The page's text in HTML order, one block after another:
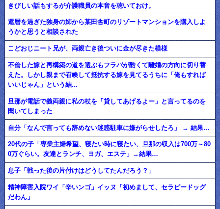
きびしい話もするが介護職員の本音を聴いておけ。
還暦を過ぎた独身の姉から某田舎町のリゾートマンションを購入しよ
うかと思うと相談された
こどおじニート兄が、両親亡き後ついに金が尽きた模様
不倫した嫁と再構築の道を選ぶもフラバが酷くて離婚の方向に切り替
えた。しかし親まで召喚して抵抗する嫁を見てるうちに「俺もすれば
いいじゃん」という結...
旦那が電話で義両親に私の杖を「貸してあげるよー」と言ってるのを
聞いてしまった
自分「なんで言っても辞めない迷惑駐車に嫌がらせしたろ」 → 結果…
20代の子「専業主婦希望、寝たい時に寝たい、旦那の収入は700万～80
0万ぐらい。友達とランチ、ヨガ、エステ」→結果…
息子「戦った後の片付けはどうしてたんだろう？」
精神障害入院ワイ「辛いンゴ」イッヌ「初めまして、セラピードッグ
だわん」